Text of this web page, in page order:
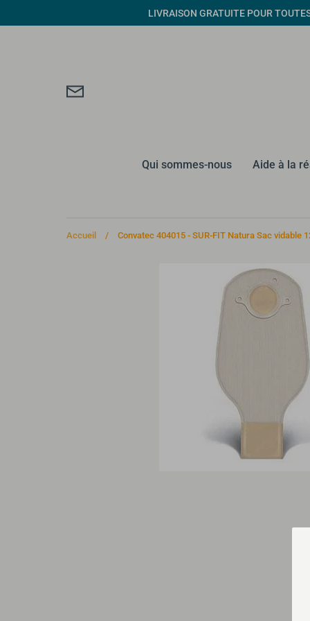
au
LIVRAISON GRATUITE POUR
Qui sommes-nous Aide à la
Accueil / Convatec 404015 - SUR-FIT Natura Sac